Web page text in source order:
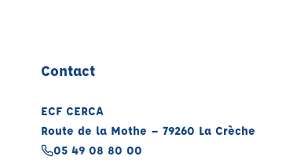
Contact
ECF CERCA
Route de la Mothe – 79260 La Crèche
05 49 08 80 00